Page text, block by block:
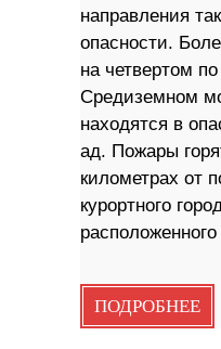
направления
опасности.
на четвертом
Средиземном
находятся в
ад. Пожары
километрах от
курортного
ПОДРОБНЕЕ